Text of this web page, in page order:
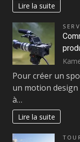
Lire la suite
Pour créer un
un motion
à…
Lire la suite